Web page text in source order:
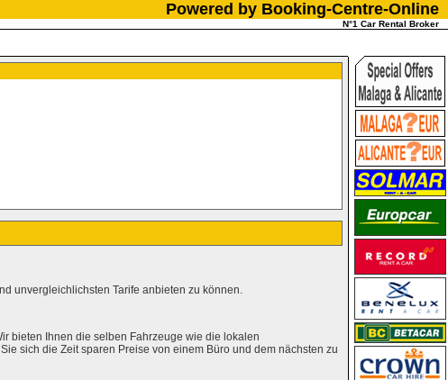
Powered by Booking-Centre-Online
N°1 Car Rental Broker
unvergleichlichsten Tarife anbieten zu können.
bieten Ihnen die selben Fahrzeuge wie die lokalen
sich die Zeit sparen Preise von einem Büro und dem nächsten zu